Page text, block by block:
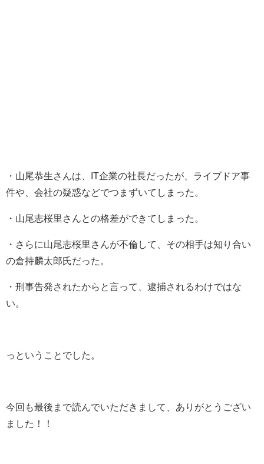
・山尾恭生さんは、IT企業の社長だったが、ライブドア事
件や、会社の疑惑などでつまずいてしまった。
・山尾志桜里さんとの格差ができてしまった。
・さらに山尾志桜里さんが不倫して、その相手は知り合い
の倉持麟太郎氏だった。
・刑事告発されたからと言って、逮捕されるわけではな
い。
っということでした。
今回も最後まで読んでいただきまして、ありがとうござい
ました！！